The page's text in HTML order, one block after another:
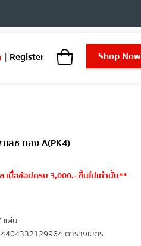
| Register Shop Now
เลซ ทอง A(PK4)
มื่อช้อปครบ 3,000.- ขึ้นไปเท่านั้น**
แผ่น
ตารางเมตร